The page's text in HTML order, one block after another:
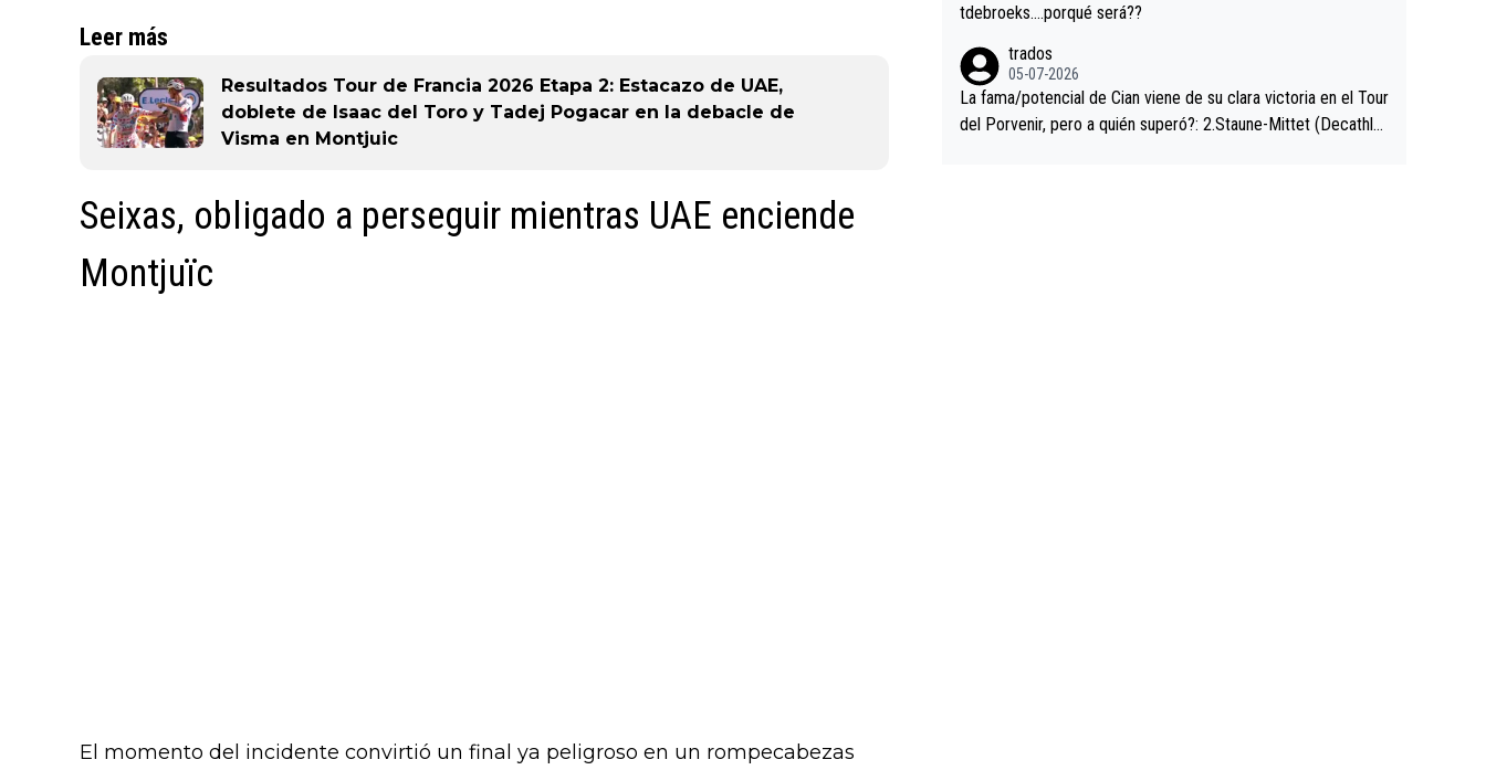
Leer más
Resultados Tour de Francia 2026 Etapa 2: Estacazo de UAE,
doblete de Isaac del Toro y Tadej Pogacar en la debacle de
Visma en Montjuic
Seixas, obligado a perseguir mientras UAE enciende
Montjuïc
El momento del incidente convirtió un final ya peligroso en un rompecabezas
tdebroeks….porqué será??
trados
05-07-2026
La fama/potencial de Cian viene de su clara victoria en el Tour
del Porvenir, pero a quién superó?: 2.Staune-Mittet (Decathlo